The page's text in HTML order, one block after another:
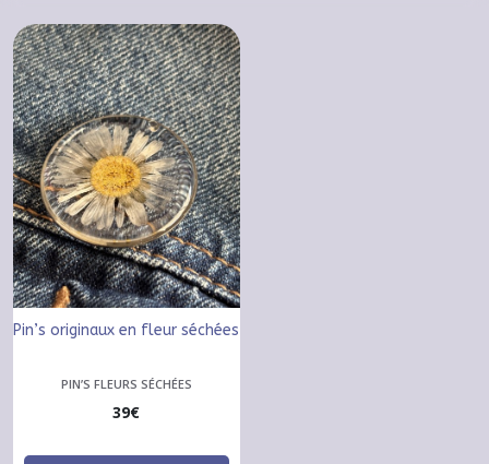
Pin’s originaux en fleur séchées
PIN’S FLEURS SÉCHÉES
39€
Pin’s
fleurs
séchées
(1)
Afficher
les
résultats